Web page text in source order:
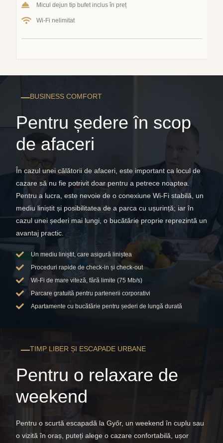
Micul dejun tip bufet inclus în preț
Wi-Fi nelimitat
BUSINESS COMFORT
Pentru ședere în scop
de afaceri
În cazul unei călătorii de afaceri, este important ca locul de
cazare să nu fie potrivit doar pentru a petrece noaptea.
Pentru a lucra, este nevoie de o conexiune Wi-Fi stabilă, un
mediu liniștit și posibilitatea de a parca cu ușurință; iar în
cazul unei șederi mai lungi, o bucătărie proprie reprezintă un
avantaj practic.
Un mediu liniștit, care asigură liniștea
Proceduri rapide de check-in și check-out
Wi-Fi de mare viteză, fără limite (75 Mb/s)
Parcare gratuită pentru partenerii corporativi
Apartamente cu bucătărie pentru șederi de lungă durată
TIMP LIBER ȘI ESCAPADE URBANE
Pentru o relaxare de
weekend
Pentru o scurtă escapadă la Győr, un weekend în cuplu sau
o vizită în oraș, puteți alege o cazare confortabilă, ușor